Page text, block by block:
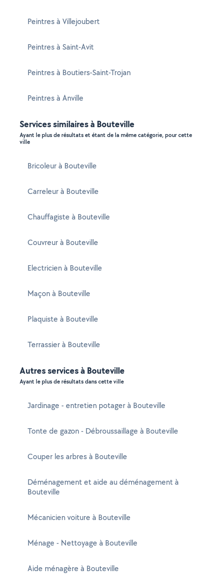
Peintres à Villejoubert
Peintres à Saint-Avit
Peintres à Boutiers-Saint-Trojan
Peintres à Anville
Services similaires à Bouteville
Ayant le plus de résultats et étant de la même catégorie, pour cette
ville
Bricoleur à Bouteville
Carreleur à Bouteville
Chauffagiste à Bouteville
Couvreur à Bouteville
Electricien à Bouteville
Maçon à Bouteville
Plaquiste à Bouteville
Terrassier à Bouteville
Autres services à Bouteville
Ayant le plus de résultats dans cette ville
Jardinage - entretien potager à Bouteville
Tonte de gazon - Débroussaillage à Bouteville
Couper les arbres à Bouteville
Déménagement et aide au déménagement à
Bouteville
Mécanicien voiture à Bouteville
Ménage - Nettoyage à Bouteville
Aide ménagère à Bouteville